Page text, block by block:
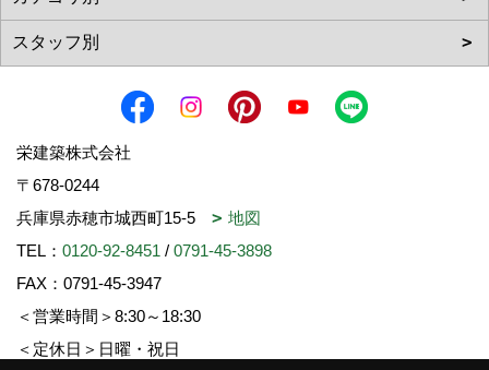
栄建築株式会社
〒678-0244
兵庫県赤穂市城西町15-5
地図
TEL： 0120-92-8451 / 0791-45-3898
FAX：0791-45-3947
＜営業時間＞8:30～18:30
＜定休日＞日曜・祝日